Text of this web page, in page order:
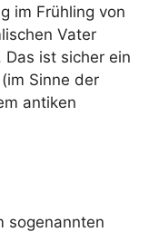
im Frühling von
Vater
ist sicher ein
Sinne der
antiken
sogenannten